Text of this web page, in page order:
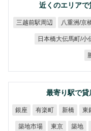
近くのエリア
三越前駅周辺 八重洲/京
日本橋大伝馬町/小
最寄り駅で
銀座 有楽町 新橋 東
築地市場 東京 築地